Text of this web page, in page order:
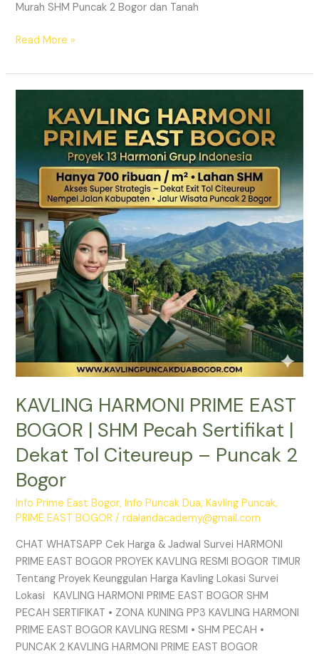
Murah SHM Puncak 2 Bogor dan Tanah
Read More »
KAVLING HARMONI PRIME EAST
BOGOR | SHM Pecah Sertifikat |
Dekat Tol Citeureup – Puncak 2
Bogor
Info Prime East Bogor,Info Puncak Dua,Kavling Puncak,
PRIME EAST BOGOR /rdalandacademy@gmail.com
CHAT WHATSAPP Cek Harga & Jadwal Survei HARMONI
PRIME EAST BOGOR PROYEK KAVLING RESMI BOGOR TIMUR
Tentang Proyek Keunggulan Harga Kavling Lokasi Survei
Lokasi KAVLING HARMONI PRIME EAST BOGOR SHM
PECAH SERTIFIKAT • ZONA KUNING PP3 KAVLING HARMONI
PRIME EAST BOGOR KAVLING RESMI • SHM PECAH •
PUNCAK 2 KAVLING HARMONI PRIME EAST BOGOR
HARMONI
BOGOR
|
SHM
Pecah
Sertifikat
|
Dekat
Tol
Citeureup
–
Puncak
2